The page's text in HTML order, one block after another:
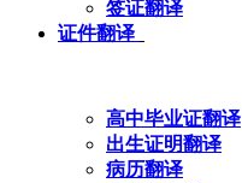
签证翻译
证件翻译
高中毕业证翻译
出生证明翻译
病历翻译